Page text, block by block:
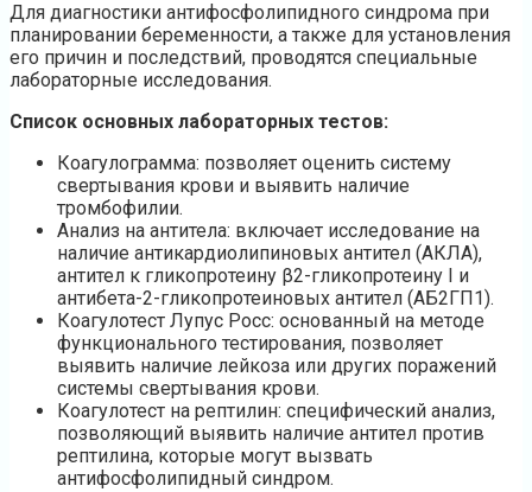
Для диагностики антифосфолипидного синдрома при
планировании беременности, а также для установления
его причин и последствий, проводятся специальные
лабораторные исследования.
Список основных лабораторных тестов:
Коагулограмма: позволяет оценить систему
свертывания крови и выявить наличие
тромбофилии.
Анализ на антитела: включает исследование на
наличие антикардиолипиновых антител (АКЛА),
антител к гликопротеину β2-гликопротеину I и
антибета-2-гликопротеиновых антител (АБ2ГП1).
Коагулотест Лупус Росс: основанный на методе
функционального тестирования, позволяет
выявить наличие лейкоза или других поражений
системы свертывания крови.
Коагулотест на рептилин: специфический анализ,
позволяющий выявить наличие антител против
рептилина, которые могут вызвать
антифосфолипидный синдром.